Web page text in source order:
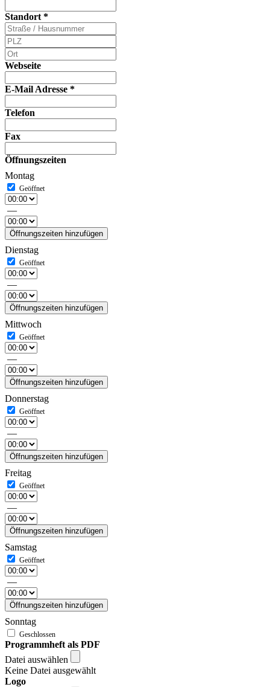
Standort *
Webseite
E-Mail Adresse *
Telefon
Fax
Öffnungszeiten
Montag
—
Öffnungszeiten hinzufügen
Dienstag
—
Öffnungszeiten hinzufügen
Mittwoch
—
Öffnungszeiten hinzufügen
Donnerstag
—
Öffnungszeiten hinzufügen
Freitag
—
Öffnungszeiten hinzufügen
Samstag
—
Öffnungszeiten hinzufügen
Sonntag
Programmheft als PDF
Datei auswählen
Keine Datei ausgewählt
Logo